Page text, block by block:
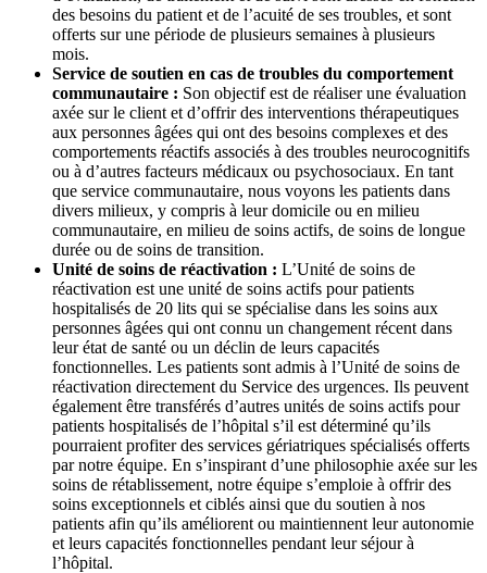
des besoins du patient et de l’acuité de ses troubles, et sont
offerts sur une période de plusieurs semaines à plusieurs
mois.
Service de soutien en cas de troubles du comportement
communautaire : Son objectif est de réaliser une évaluation
axée sur le client et d’offrir des interventions thérapeutiques
aux personnes âgées qui ont des besoins complexes et des
comportements réactifs associés à des troubles neurocognitifs
ou à d’autres facteurs médicaux ou psychosociaux. En tant
que service communautaire, nous voyons les patients dans
divers milieux, y compris à leur domicile ou en milieu
communautaire, en milieu de soins actifs, de soins de longue
durée ou de soins de transition.
Unité de soins de réactivation : L’Unité de soins de
réactivation est une unité de soins actifs pour patients
hospitalisés de 20 lits qui se spécialise dans les soins aux
personnes âgées qui ont connu un changement récent dans
leur état de santé ou un déclin de leurs capacités
fonctionnelles. Les patients sont admis à l’Unité de soins de
réactivation directement du Service des urgences. Ils peuvent
également être transférés d’autres unités de soins actifs pour
patients hospitalisés de l’hôpital s’il est déterminé qu’ils
pourraient profiter des services gériatriques spécialisés offerts
par notre équipe. En s’inspirant d’une philosophie axée sur les
soins de rétablissement, notre équipe s’emploie à offrir des
soins exceptionnels et ciblés ainsi que du soutien à nos
patients afin qu’ils améliorent ou maintiennent leur autonomie
et leurs capacités fonctionnelles pendant leur séjour à
l’hôpital.